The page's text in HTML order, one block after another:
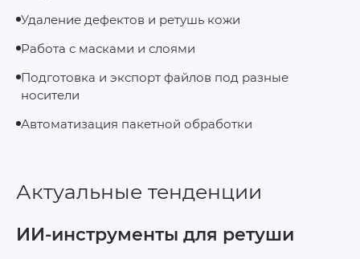
Удаление дефектов и ретушь кожи
Работа с масками и слоями
Подготовка и экспорт файлов под разные
носители
Автоматизация пакетной обработки
Актуальные тенденции
ИИ‑инструменты для ретуши